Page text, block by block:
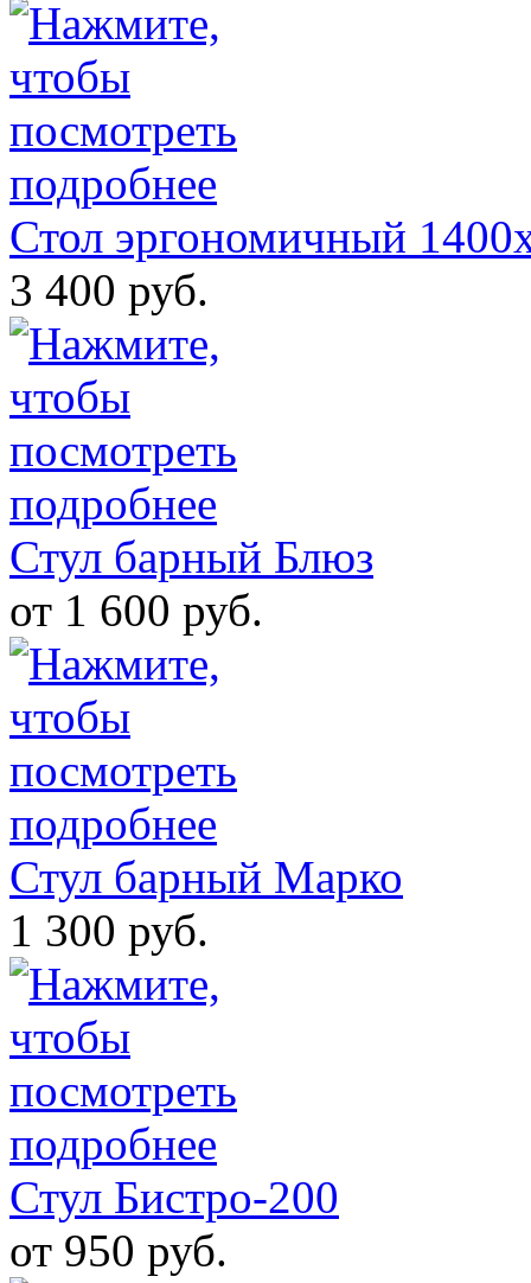
Стол эргономичный
3 400 руб.
Стул барный Блюз
от 1 600 руб.
Стул барный Марко
1 300 руб.
Стул Бистро-200
от 950 руб.